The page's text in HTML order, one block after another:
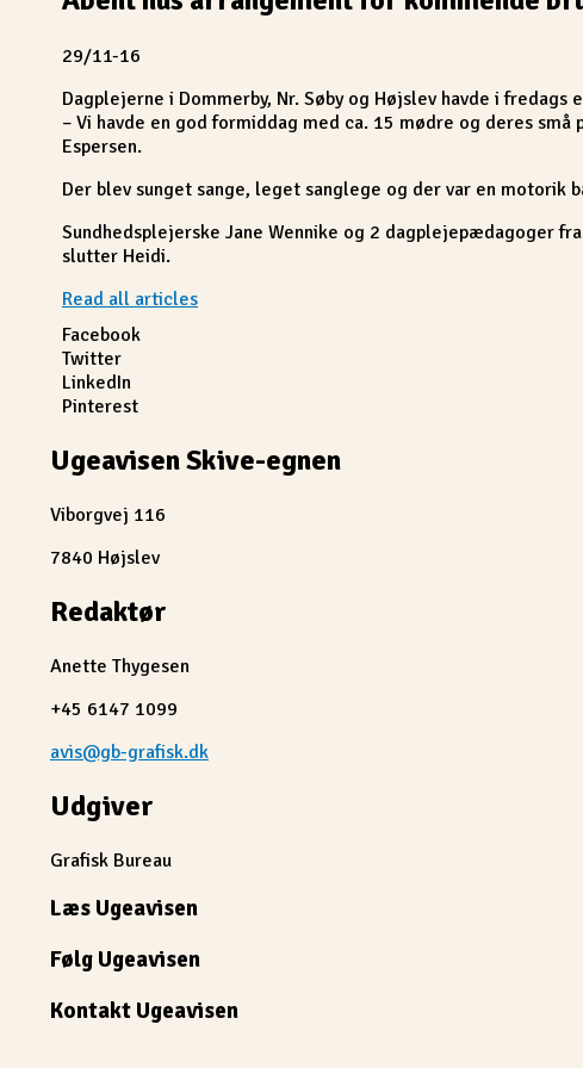
29/11-16
Dagplejerne i Dommerby, Nr. Søby og Højslev havde i
– Vi havde en god formiddag med ca. 15 mødre og deres
Espersen.
Der blev sunget sange, leget sanglege og der var en motorik
Sundhedsplejerske Jane Wennike og 2 dagplejepædagoger
slutter Heidi.
Read all articles
Facebook
Twitter
LinkedIn
Pinterest
Ugeavisen Skive-egnen
Viborgvej 116
7840 Højslev
Redaktør
Anette Thygesen
+45 6147 1099
avis@gb-grafisk.dk
Udgiver
Grafisk Bureau
Læs Ugeavisen
Følg Ugeavisen
Kontakt Ugeavisen